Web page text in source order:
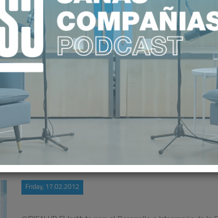
ESTRENA SU PERFIL EN
Friday, 17.02.2012